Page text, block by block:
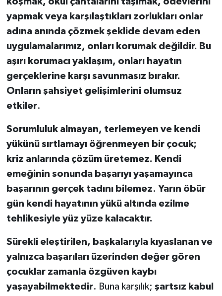
yapmak veya karşılaştıkları zorlukları onlar
adına anında çözmek şeklide devam eden
uygulamalarımız, onları korumak değildir. Bu
aşırı korumacı yaklaşım, onları hayatın
gerçeklerine karşı savunmasız bırakır.
Onların şahsiyet gelişimlerini olumsuz
etkiler.
Sorumluluk almayan, terlemeyen ve kendi
yükünü sırtlamayı öğrenmeyen bir çocuk;
kriz anlarında çözüm üretemez. Kendi
emeğinin sonunda başarıyı yaşamayınca
başarının gerçek tadını bilemez. Yarın öbür
gün kendi hayatının yükü altında ezilme
tehlikesiyle yüz yüze kalacaktır.
Sürekli eleştirilen, başkalarıyla kıyaslanan ve
yalnızca başarıları üzerinden değer gören
çocuklar zamanla özgüven kaybı
yaşayabilmektedir. Buna karşılık; şartsız kabul